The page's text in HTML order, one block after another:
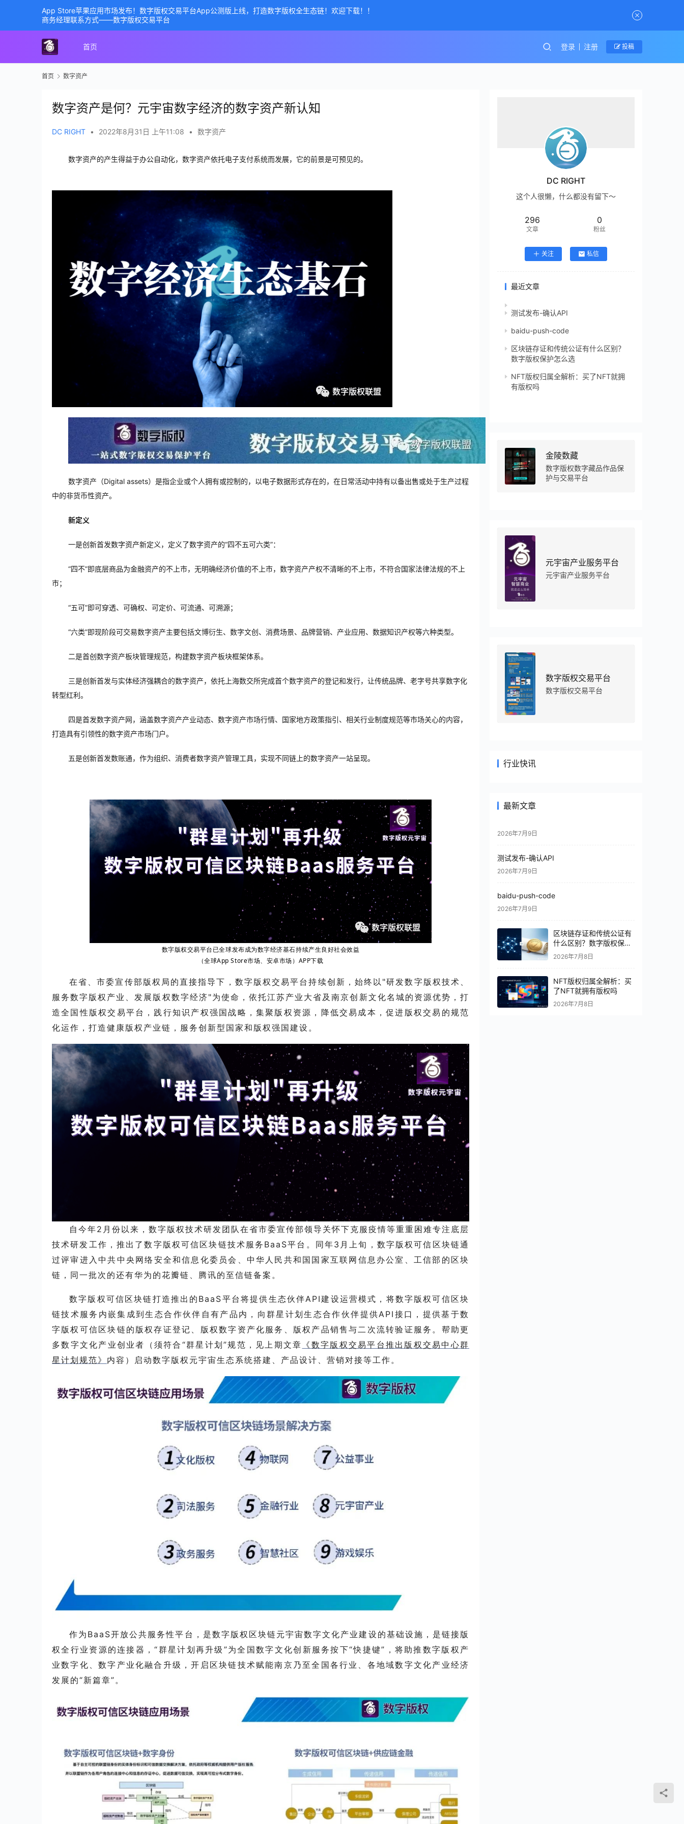
首页 登录 注册 投稿
首页 数字资产
数字资产是何？元宇宙数字经济的数字资产新认知
DC RIGHT • 2022年8月31日 上午11:08 • 数字资产
数字资产的产生得益于办公自动化，数字资产依托电子支付系统而发展，它的前景是可预见的。
数字资产（Digital assets）是指企业或个人拥有或控制的，以电子数据形式存在的，在日常活动中持有以备出售或处于生产过程
中的非货币性资产。
新定义
一是创新首发数字资产新定义，定义了数字资产的“四不五可六类”：
“四不”即底层商品为金融资产的不上市，无明确经济价值的不上市，数字资产产权不清晰的不上市，不符合国家法律法规的不上
市；
“五可”即可穿透、可确权、可定价、可流通、可溯源；
“六类”即现阶段可交易数字资产主要包括文博衍生、数字文创、消费场景、品牌营销、产业应用、数据知识产权等六种类型。
二是首创数字资产板块管理规范，构建数字资产板块框架体系。
三是创新首发与实体经济强耦合的数字资产，依托上海数交所完成首个数字资产的登记和发行，让传统品牌、老字号共享数字化
转型红利。
四是首发数字资产网，涵盖数字资产产业动态、数字资产市场行情、国家地方政策指引、相关行业制度规范等市场关心的内容，
打造具有引领性的数字资产市场门户。
五是创新首发数账通，作为组织、消费者数字资产管理工具，实现不同链上的数字资产一站呈现。
数字版权交易平台已全球发布成为数字经济基石持续产生良好社会效益
（全球App Store市场、安卓市场）APP下载
在省、市委宣传部版权局的直接指导下，数字版权交易平台持续创新，始终以"研发数字版权技术、
服务数字版权产业、发展版权数字经济"为使命，依托江苏产业大省及南京创新文化名城的资源优势，打
造全国性版权交易平台，践行知识产权强国战略，集聚版权资源，降低交易成本，促进版权交易的规范
化运作，打造健康版权产业链，服务创新型国家和版权强国建设。
自今年2月份以来，数字版权技术研发团队在省市委宣传部领导关怀下克服疫情等重重困难专注底层
技术研发工作，推出了数字版权可信区块链技术服务BaaS平台。同年3月上旬，数字版权可信区块链通
过评审进入中共中央网络安全和信息化委员会、中华人民共和国国家互联网信息办公室、工信部的区块
链，同一批次的还有华为的花瓣链、腾讯的至信链备案。
数字版权可信区块链打造推出的 BaaS平台将提供生态伙伴API建设运营模式，将数字版权可信区块
链技术服务内嵌集成到生态合作伙伴自有产品内，向群星计划生态合作伙伴提供API接口，提供基于数
字版权可信区块链的版权存证登记、版权数字资产化服务、版权产品销售与二次流转验证服务。帮助更
多数字文化产业创业者（须符合“群星计划”规范，见上期文章 《 数字版权交易平台推出版权交易中心群
星计划规范》 内容）启动数字版权元宇宙生态系统搭建、产品设计、营销对接等工作。
作为BaaS开放公共服务性平台，是数字版权区块链元宇宙数字文化产业建设的基础设施，是链接版
权全行业资源的连接器，“群星计划再升级”为全国数字文化创新服务按下“快捷键”，将助推数字版权产
业数字化、数字产业化融合升级，开启区块链技术赋能南京乃至全国各行业、各地域数字文化产业经济
发展的“新篇章”。
DC RIGHT
这个人很懒，什么都没有留下～
296
文章
0
粉丝
关注 私信
最近文章
测试发布-确认API
baidu-push-code
区块链存证和传统公证有什么区别？
数字版权保护怎么选
NFT版权归属全解析：买了NFT就拥
有版权吗
金陵数藏
数字版权数字藏品作品保
护与交易平台
元宇宙产业服务平台
元宇宙产业服务平台
数字版权交易平台
数字版权交易平台
行业快讯
最新文章
2026年7月9日
测试发布-确认API
2026年7月9日
baidu-push-code
2026年7月9日
区块链存证和传统公证有
什么区别？数字版权保护
怎么选
2026年7月8日
NFT版权归属全解析：买
了NFT就拥有版权吗
2026年7月8日
App Store苹果应用市场发布！数字版权交易平台App公测版上线，打造数字版权全生态链！欢迎下载！！
商务经理联系方式——数字版权交易平台